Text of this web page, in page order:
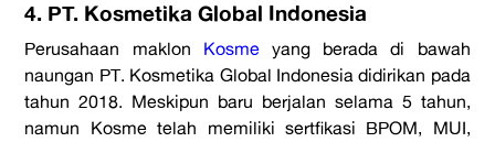
4. PT. Kosmetika Global Indonesia
Perusahaan maklon Kosmeyang berada di bawah
naungan PT. Kosmetika Global Indonesia didirikan pada
tahun 2018. Meskipun baru berjalan selama 5 tahun,
namun Kosme telah memiliki sertfikasi BPOM, MUI,